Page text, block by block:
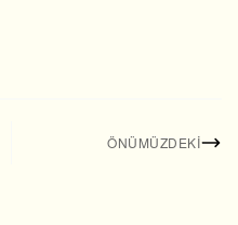
ÖNÜMÜZDEKI